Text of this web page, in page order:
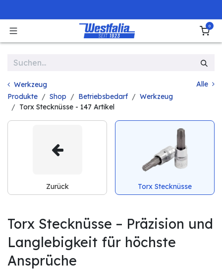
0
Werkzeug
Alle
Produkte
Shop Betriebsbedarf
Werkzeug
Torx Stecknüsse - 147 Artikel
Zurück Torx Stecknüsse
Torx Stecknüsse – Präzision und
Langlebigkeit für höchste
Ansprüche